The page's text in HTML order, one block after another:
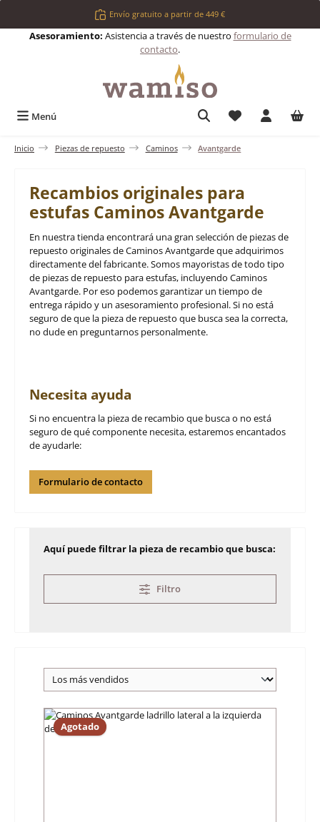
Saltar al contenido principalEnvío gratuito a partir de 449 €
Asesoramiento: Asistencia a través de nuestro formulario de
contacto.
Menú Tienes 0
Inicio Piezas de repuesto Caminos Avantgarde
Recambios originales para
estufas Caminos Avantgarde
En nuestra tienda encontrará una gran selección de piezas de
repuesto originales de Caminos Avantgarde que adquirimos
directamente del fabricante. Somos mayoristas de todo tipo
de piezas de repuesto para estufas, incluyendo Caminos
Avantgarde. Por eso podemos garantizar un tiempo de
entrega rápido y un asesoramiento profesional. Si no está
seguro de que la pieza de repuesto que busca sea la correcta,
no dude en preguntarnos personalmente.
Necesita ayuda
Si no encuentra la pieza de recambio que busca o no está
seguro de qué componente necesita, estaremos encantados
de ayudarle:
Formulario de contacto
Aquí puede filtrar la pieza de recambio que busca:
Filtro
Agotado